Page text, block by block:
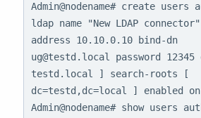
Admin@nodename# create users
ldap name "New LDAP
address 10.10.0.10 bind-dn
ug@testd.local password 12345
testd.local ] search-roots [
dc=testd,dc=local ] enabled on
Admin@nodename# show users